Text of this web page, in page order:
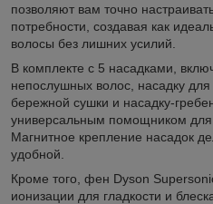
позволяют вам точно
потребности, создавая как
волосы без лишних усилий.
В комплекте с 5 насадками,
непослушных волос, насадку для
бережной сушки и насадку-
универсальным помощником для
Магнитное крепление насадок
удобной.
Кроме того, фен Dyson
ионизации для гладкости и